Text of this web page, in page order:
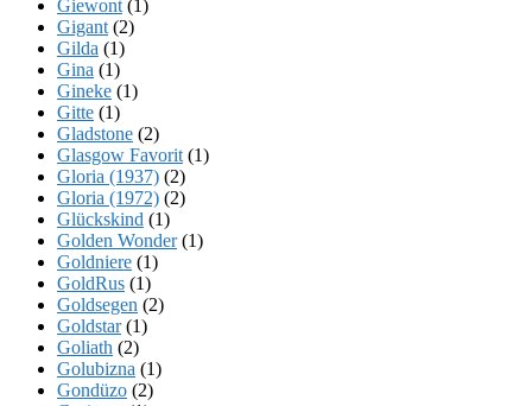
Giewont (1)
Gigant (2)
Gilda (1)
Gina (1)
Gineke (1)
Gitte (1)
Gladstone (2)
Glasgow Favorit (1)
Gloria (1937) (2)
Gloria (1972) (2)
Glückskind (1)
Golden Wonder(1)
Goldniere (1)
GoldRus (1)
Goldsegen (2)
Goldstar(1)
Goliath (2)
Golubizna (1)
Gondüzo (2)